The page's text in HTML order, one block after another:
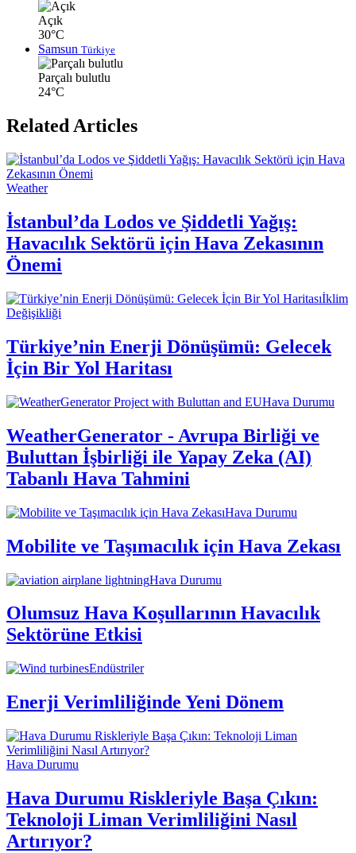
Açık
30°C
Samsun Türkiye
Parçalı bulutlu
24°C
Related Articles
Weather
İstanbul’da Lodos ve Şiddetli Yağış:
Havacılık Sektörü için Hava Zekasının
Önemi
İklim
Değişikliği
Türkiye’nin Enerji Dönüşümü: Gelecek
İçin Bir Yol Haritası
Hava Durumu
WeatherGenerator - Avrupa Birliği ve
Buluttan İşbirliği ile Yapay Zeka (AI)
Tabanlı Hava Tahmini
Hava Durumu
Mobilite ve Taşımacılık için Hava Zekası
Hava Durumu
Olumsuz Hava Koşullarının Havacılık
Sektörüne Etkisi
Endüstriler
Enerji Verimliliğinde Yeni Dönem
Hava Durumu
Hava Durumu Riskleriyle Başa Çıkın:
Teknoloji Liman Verimliliğini Nasıl
Artırıyor?